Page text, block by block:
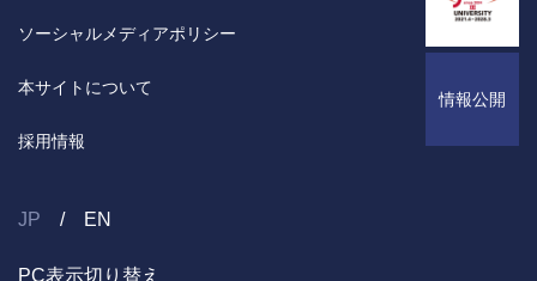
情報公開
ソーシャルメディアポリシー
本サイトについて
採用情報
JP EN
PC表示切り替え